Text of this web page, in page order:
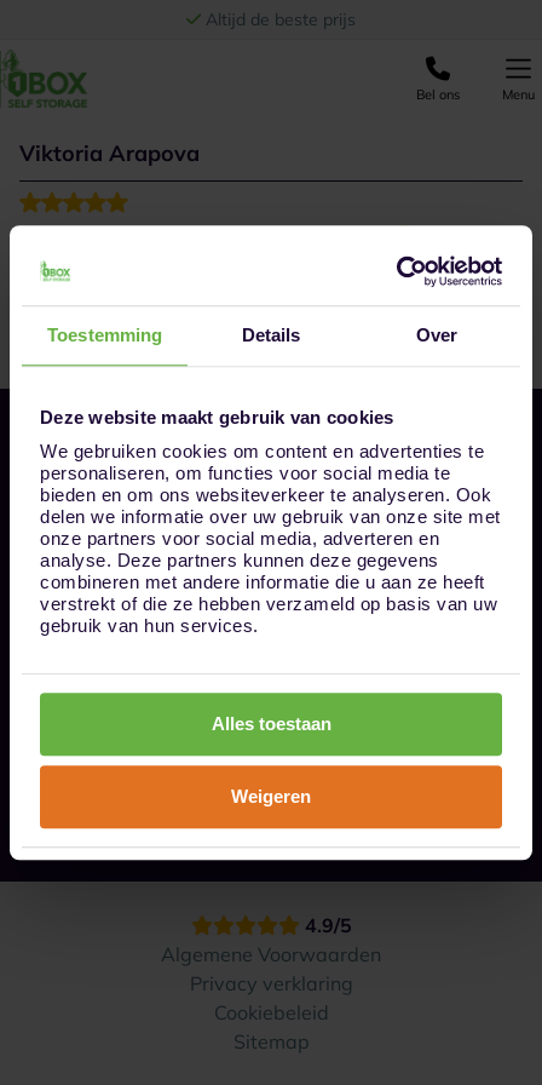
Toestemming Details Over
Deze website maakt gebruik van cookies
We gebruiken cookies om content en advertenties te
personaliseren, om functies voor social media te
bieden en om ons websiteverkeer te analyseren. Ook
delen we informatie over uw gebruik van onze site met
onze partners voor social media, adverteren en
analyse. Deze partners kunnen deze gegevens
combineren met andere informatie die u aan ze heeft
verstrekt of die ze hebben verzameld op basis van uw
gebruik van hun services.
Alles toestaan
Weigeren
Altijd de beste prijs
Bel ons Menu
Viktoria Arapova
Bel ons op 085 - 0161611
info@1box.nl
Volg ons
Onze opslaglocaties
Hoe werkt het?
4.9/5
Algemene Voorwaarden
Privacy verklaring
Cookiebeleid
Sitemap